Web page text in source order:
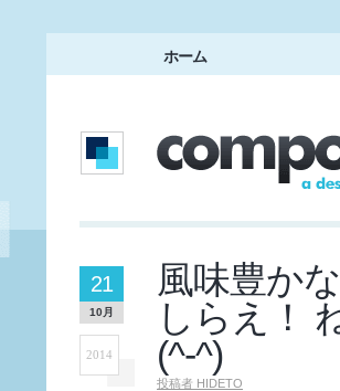
ホーム
風味豊か
しらえ！
(^-^)
投稿者 HIDETO
21
10月
2014